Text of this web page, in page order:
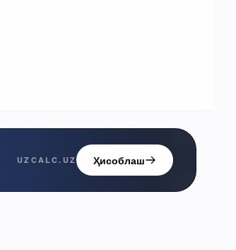
UZCALC.UZ Ҳисоблаш